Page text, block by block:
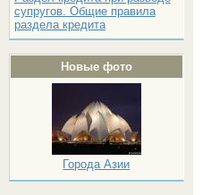
супругов. Общие правила
раздела кредита
Новые фото
Города Азии